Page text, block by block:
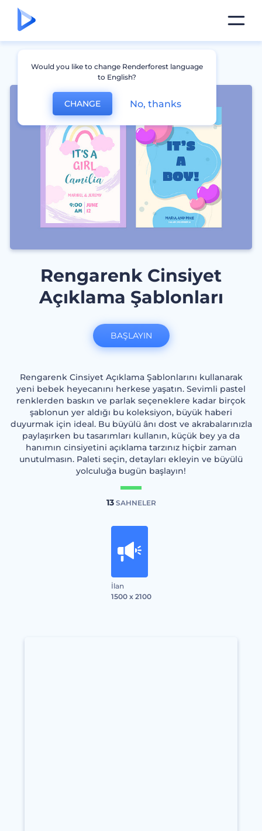
Rengarenk Cinsiyet
Açıklama Şablonları
Rengarenk Cinsiyet Açıklama Şablonlarını kullanarak
yeni bebek heyecanını herkese yaşatın. Sevimli pastel
renklerden baskın ve parlak seçeneklere kadar birçok
şablonun yer aldığı bu koleksiyon, büyük haberi
duyurmak için ideal. Bu büyülü ânı dost ve akrabalarınızla
paylaşırken bu tasarımları kullanın, küçük bey ya da
hanımın cinsiyetini açıklama tarzınız hiçbir zaman
unutulmasın. Paleti seçin, detayları ekleyin ve büyülü
yolculuğa bugün başlayın!
13SAHNELER
İlan
1500 x 2100
BAŞLAYIN
Would you like to change Renderforest language
to English?
CHANGE No, thanks